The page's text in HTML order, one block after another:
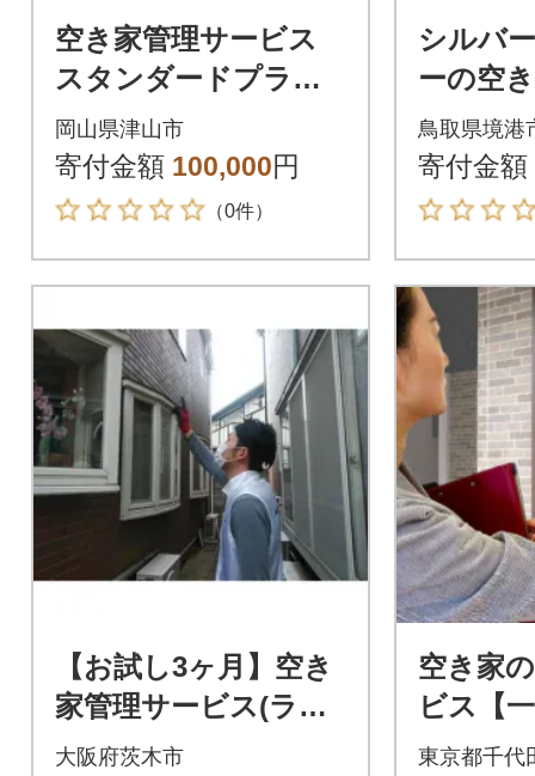
空き家管理サービス
スタンダードプラン
【室内】【屋外】
岡山県津山市
寄付金額 100,000円
（0件）
シルバ
ーの空
鳥取県境港
寄付金額
【お試し3ヶ月】空き
家管理サービス(ライ
トプラン)
大阪府茨木市
空き家
ビス【
室内6回
東京都千代